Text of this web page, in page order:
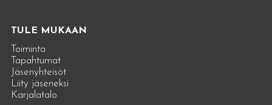
TULE MUKAAN
Toiminta
Tapahtumat
Jäsenyhteisöt
Liity jäseneksi
Karjalatalo